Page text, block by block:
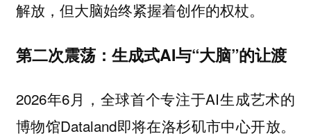
解放，但大脑始终紧握着创作的权杖。
第二次震荡：生成式AI与“大脑”的让渡
2026年6月，全球首个专注于AI生成艺术的
博物馆Dataland即将在洛杉矶市中心开放。